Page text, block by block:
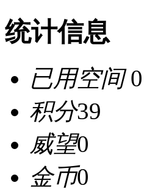
统计信息
已用空间0
积分39
威望0
金币0